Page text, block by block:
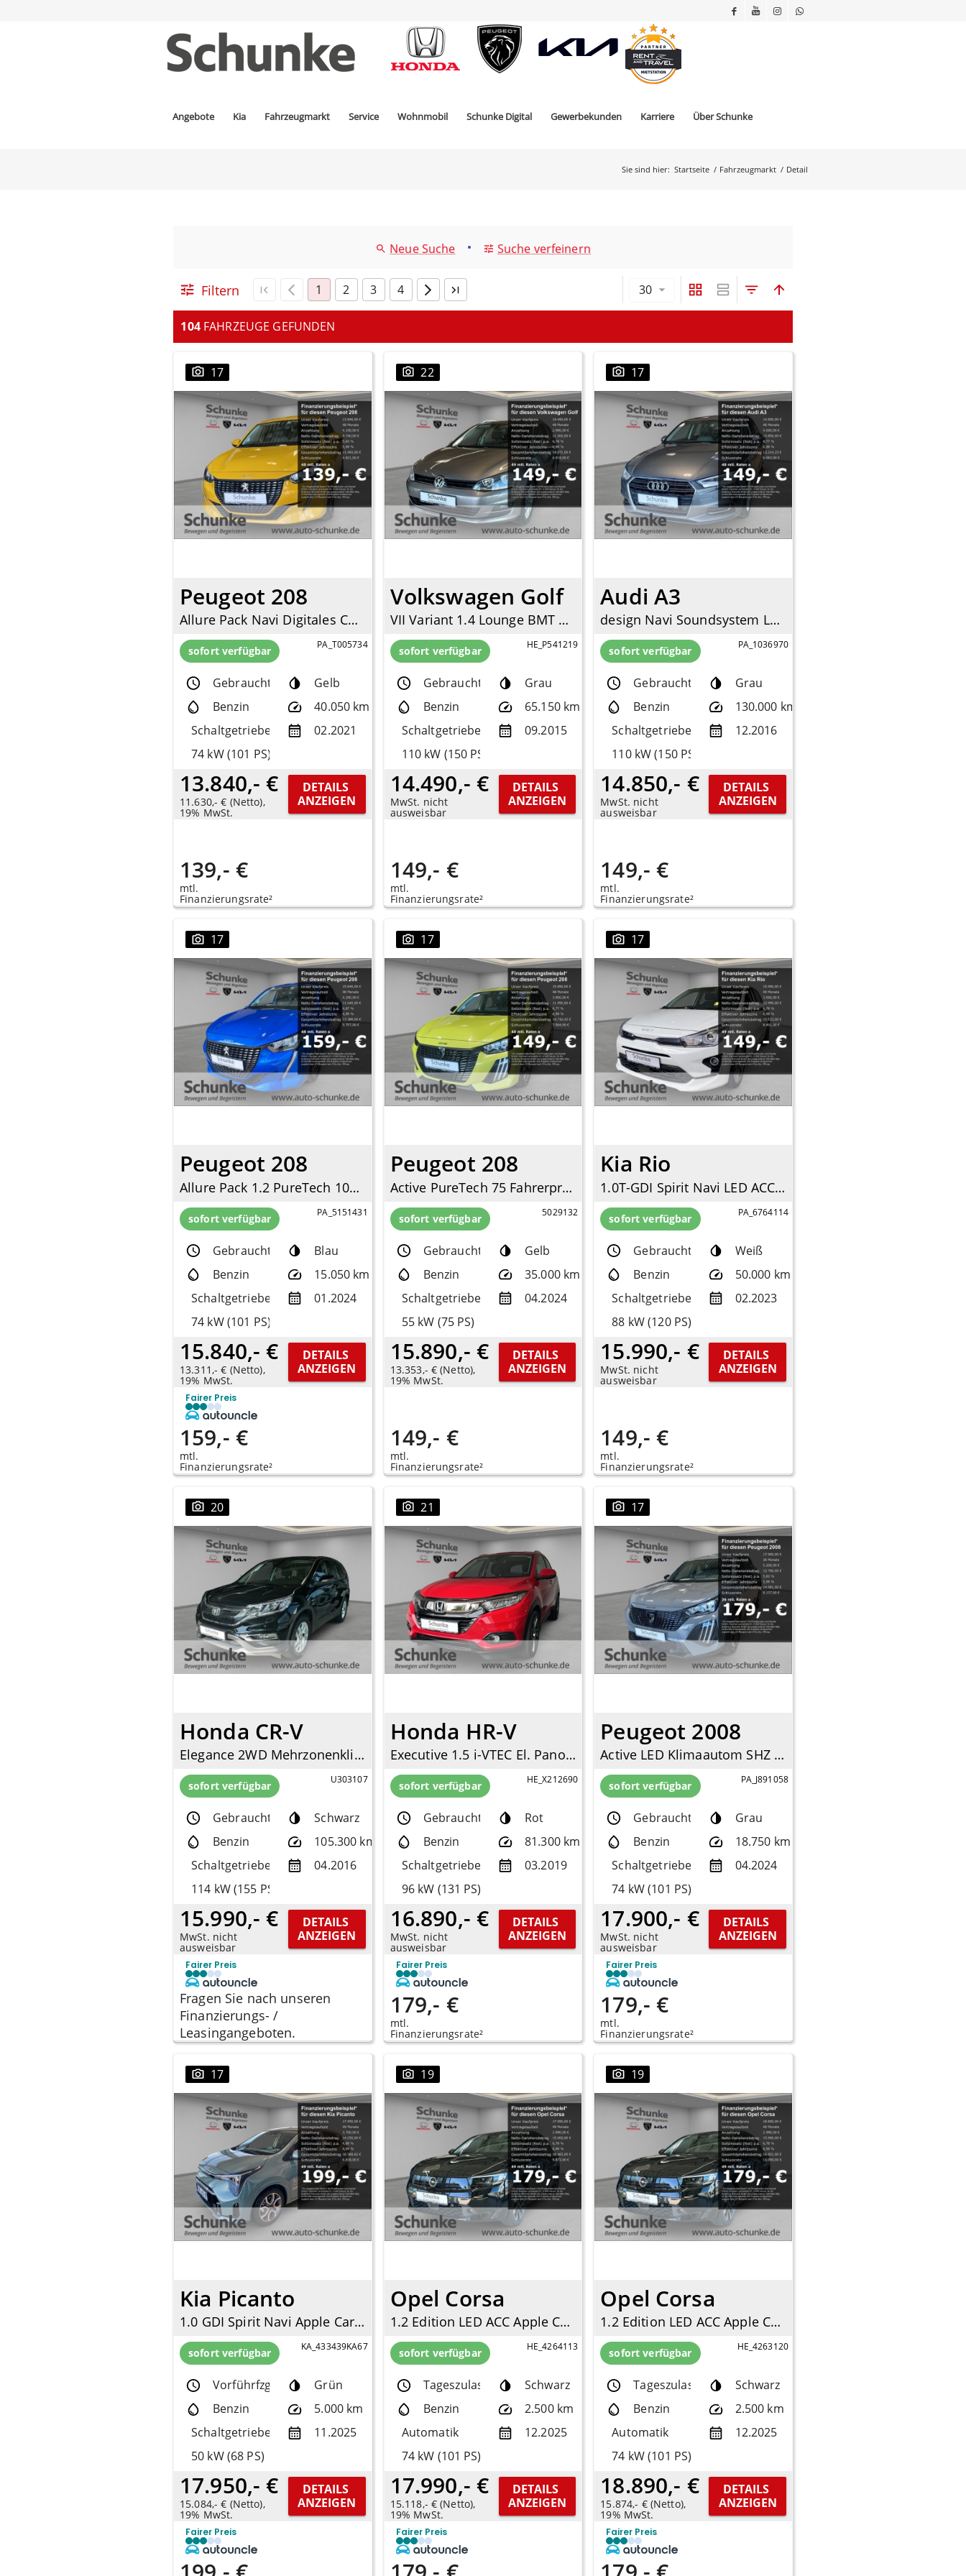
Angebote Kia Fahrzeugmarkt Service Wohnmobil Schunke Digital Gewerbekunden Karriere Über Schunke
Sie sind hier: Startseite / Fahrzeugmarkt / Detail
Neue Suche • Suche verfeinern
Filtern 1 2 3 4 30
104 FAHRZEUGE GEFUNDEN
17
Peugeot 208
Allure Pack Navi Digitales Cockpit LED Apple CarPlay Android Auto Klimaautom Fahrerprofil
sofort verfügbar PA_T005734
Gebrauchtfzg.
Gelb
Benzin
40.050 km
Schaltgetriebe
02.2021
74 kW (101 PS)
13.840,- €
11.630,- € (Netto),
19% MwSt.
DETAILS
ANZEIGEN
139,- €
mtl.
Finanzierungsrate²
22
Volkswagen Golf
VII Variant 1.4 Lounge BMT SHZ PDC Tempomat Allwetter
sofort verfügbar HE_P541219
Gebrauchtfzg.
Grau
Benzin
65.150 km
Schaltgetriebe
09.2015
110 kW (150 PS)
14.490,- €
MwSt. nicht
ausweisbar
DETAILS
ANZEIGEN
149,- €
mtl.
Finanzierungsrate²
17
Audi A3
design Navi Soundsystem LED El. Heckklappe 2-Zonen-Klimaautom SHZ Totwinkelassistent
sofort verfügbar PA_1036970
Gebrauchtfzg.
Grau
Benzin
130.000 km
Schaltgetriebe
12.2016
110 kW (150 PS)
14.850,- €
MwSt. nicht
ausweisbar
DETAILS
ANZEIGEN
149,- €
mtl.
Finanzierungsrate²
17
Peugeot 208
Allure Pack 1.2 PureTech 100 EU6d Navi Digitales Cockpit LED Apple CarPlay Android Auto
sofort verfügbar PA_5151431
Gebrauchtfzg.
Blau
Benzin
15.050 km
Schaltgetriebe
01.2024
74 kW (101 PS)
15.840,- €
13.311,- € (Netto),
19% MwSt.
DETAILS
ANZEIGEN
Fairer Preis
159,- €
mtl.
Finanzierungsrate²
17
Peugeot 208
Active PureTech 75 Fahrerprofil DAB SHZ Keyless Spurhalteass. Verkehrszeichenerk.
sofort verfügbar 5029132
Gebrauchtfzg.
Gelb
Benzin
35.000 km
Schaltgetriebe
04.2024
55 kW (75 PS)
15.890,- €
13.353,- € (Netto),
19% MwSt.
DETAILS
ANZEIGEN
149,- €
mtl.
Finanzierungsrate²
17
Kia Rio
1.0T-GDI Spirit Navi LED ACC Apple CarPlay Android Auto Klimaautom DAB SHZ LenkradHZG
sofort verfügbar PA_6764114
Gebrauchtfzg.
Weiß
Benzin
50.000 km
Schaltgetriebe
02.2023
88 kW (120 PS)
15.990,- €
MwSt. nicht
ausweisbar
DETAILS
ANZEIGEN
149,- €
mtl.
Finanzierungsrate²
20
Honda CR-V
Elegance 2WD Mehrzonenklima Ambientebeleuchtung SHZ Rückfahrkam. Notbremsass. Temp
sofort verfügbar U303107
Gebrauchtfzg.
Schwarz
Benzin
105.300 km
Schaltgetriebe
04.2016
114 kW (155 PS)
15.990,- €
MwSt. nicht
ausweisbar
DETAILS
ANZEIGEN
Fairer Preis
Fragen Sie nach unseren
Finanzierungs- /
Leasingangeboten.
21
Honda HR-V
Executive 1.5 i-VTEC El. Panodach Navi LED Mehrzonenklima DAB SD SHZ Keyless Entry
sofort verfügbar HE_X212690
Gebrauchtfzg.
Rot
Benzin
81.300 km
Schaltgetriebe
03.2019
96 kW (131 PS)
16.890,- €
MwSt. nicht
ausweisbar
DETAILS
ANZEIGEN
Fairer Preis
179,- €
mtl.
Finanzierungsrate²
17
Peugeot 2008
Active LED Klimaautom SHZ Spurhalteass. Verkehrszeichenerk. Notbremsass. Temp
sofort verfügbar PA_J891058
Gebrauchtfzg.
Grau
Benzin
18.750 km
Schaltgetriebe
04.2024
74 kW (101 PS)
17.900,- €
MwSt. nicht
ausweisbar
DETAILS
ANZEIGEN
Fairer Preis
179,- €
mtl.
Finanzierungsrate²
17
Kia Picanto
1.0 GDI Spirit Navi Apple CarPlay Android Auto Klimaautom DAB SHZ LenkradHZG
sofort verfügbar KA_433439KA67
Vorführfzg.
Grün
Benzin
5.000 km
Schaltgetriebe
11.2025
50 kW (68 PS)
17.950,- €
15.084,- € (Netto),
19% MwSt.
DETAILS
ANZEIGEN
Fairer Preis
19
Opel Corsa
1.2 Edition LED ACC Apple CarPlay Android Auto DAB Spurhalteass.
sofort verfügbar HE_4264113
Tageszulassung
Schwarz
Benzin
2.500 km
Automatik
12.2025
74 kW (101 PS)
17.990,- €
15.118,- € (Netto),
19% MwSt.
DETAILS
ANZEIGEN
Fairer Preis
19
Opel Corsa
1.2 Edition LED ACC Apple CarPlay Android Auto DAB Spurhalteass.
sofort verfügbar HE_4263120
Tageszulassung
Schwarz
Benzin
2.500 km
Automatik
12.2025
74 kW (101 PS)
18.890,- €
15.874,- € (Netto),
19% MwSt.
DETAILS
ANZEIGEN
Fairer Preis